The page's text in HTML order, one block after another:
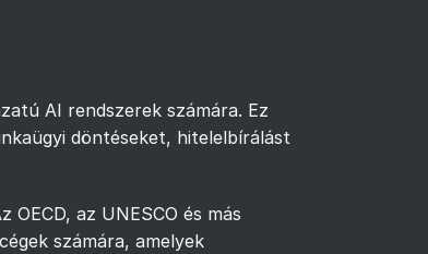
AI rendszerek számára. Ez
döntéseket, hitelelbírálást
az UNESCO és más
számára, amelyek